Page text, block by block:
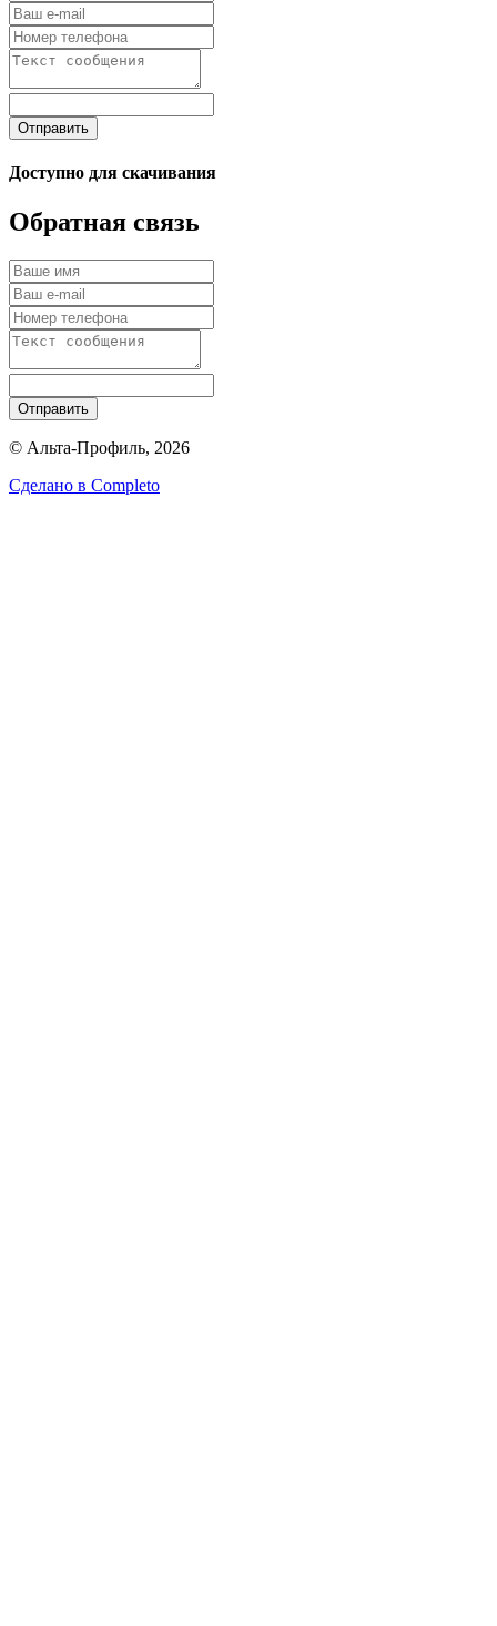
Отправить
Доступно для скачивания
Обратная связь
Отправить
© Альта-Профиль, 2026
Сделано в Completo